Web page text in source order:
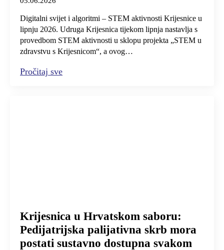
Digitalni svijet i algoritmi – STEM aktivnosti Krijesnice u
lipnju 2026. Udruga Krijesnica tijekom lipnja nastavlja s
provedbom STEM aktivnosti u sklopu projekta „STEM u
zdravstvu s Krijesnicom“, a ovog…
Pročitaj sve
Krijesnica u Hrvatskom saboru:
Pedijatrijska palijativna skrb mora
postati sustavno dostupna svakom